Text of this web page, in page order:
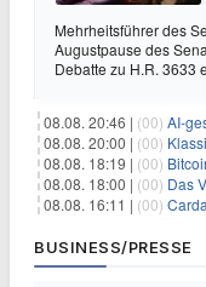
Mehrheitsführer des
Augustpause des
Debatte zu H.R. 3633
08.08. 20:46 | (00) AI-
08.08. 20:00 | (00)
08.08. 18:19 | (00) Bitcoin-
08.08. 18:00 | (00) Das
08.08. 16:11 | (00)
BUSINESS/PRESSE